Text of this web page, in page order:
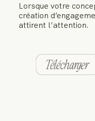
Lorsque votre
création
attirent l’attention.